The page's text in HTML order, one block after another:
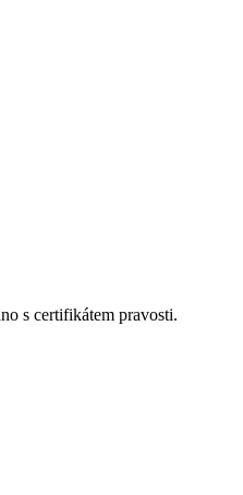
s certifikátem pravosti.